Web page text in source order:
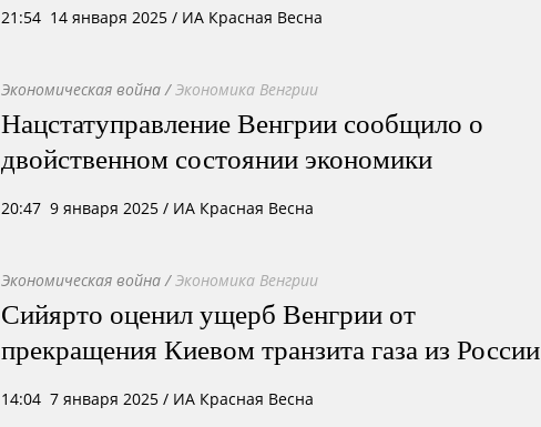
21:54 14 января 2025 / ИА Красная Весна
Экономическая война /Экономика Венгрии
Нацстатуправление Венгрии сообщило о
двойственном состоянии экономики
20:47 9 января 2025 / ИА Красная Весна
Экономическая война /Экономика Венгрии
Сийярто оценил ущерб Венгрии от
прекращения Киевом транзита газа из России
14:04 7 января 2025 / ИА Красная Весна